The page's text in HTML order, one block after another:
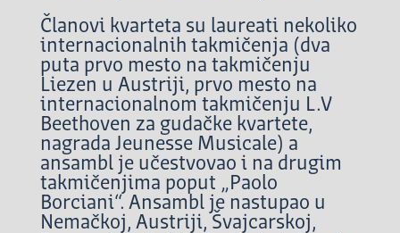
Članovi kvarteta su laureati nekoliko
internacionalnih takmičenja (dva
puta prvo mesto na takmičenju
Liezen u Austriji, prvo mesto na
internacionalnom takmičenju L.V
Beethoven za gudačke kvartete,
nagrada Jeunesse Musicale) a
ansambl je učestvovao i na drugim
takmičenjima poput „Paolo
Borciani“. Ansambl je nastupao u
Nemačkoj, Austriji, Švajcarskoj,